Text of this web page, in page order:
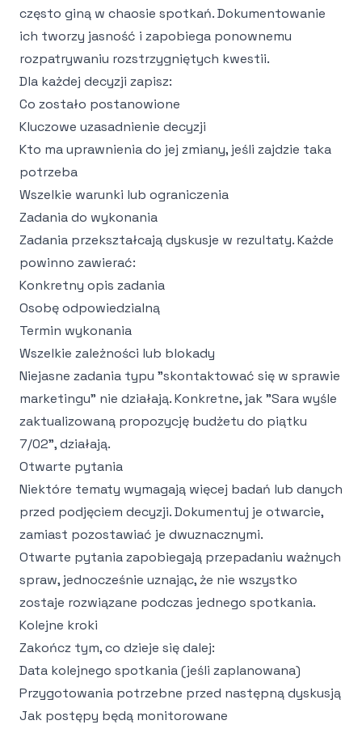
często giną w chaosie spotkań. Dokumentowanie
ich tworzy jasność i zapobiega ponownemu
rozpatrywaniu rozstrzygniętych kwestii.
Dla każdej decyzji zapisz:
Co zostało postanowione
Kluczowe uzasadnienie decyzji
Kto ma uprawnienia do jej zmiany, jeśli zajdzie taka
potrzeba
Wszelkie warunki lub ograniczenia
Zadania do wykonania
Zadania przekształcają dyskusje w rezultaty. Każde
powinno zawierać:
Konkretny opis zadania
Osobę odpowiedzialną
Termin wykonania
Wszelkie zależności lub blokady
Niejasne zadania typu "skontaktować się w sprawie
marketingu" nie działają. Konkretne, jak "Sara wyśle
zaktualizowaną propozycję budżetu do piątku
7/02", działają.
Otwarte pytania
Niektóre tematy wymagają więcej badań lub danych
przed podjęciem decyzji. Dokumentuj je otwarcie,
zamiast pozostawiać je dwuznacznymi.
Otwarte pytania zapobiegają przepadaniu ważnych
spraw, jednocześnie uznając, że nie wszystko
zostaje rozwiązane podczas jednego spotkania.
Kolejne kroki
Zakończ tym, co dzieje się dalej:
Data kolejnego spotkania (jeśli zaplanowana)
Przygotowania potrzebne przed następną dyskusją
Jak postępy będą monitorowane